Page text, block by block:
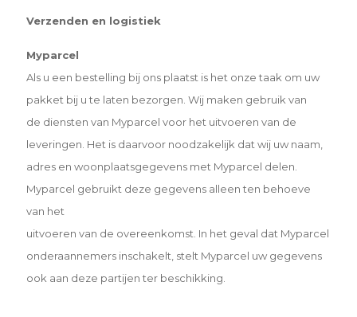
Verzenden en logistiek
Myparcel
Als u een bestelling bij ons plaatst is het onze taak om uw
pakket bij u te laten bezorgen. Wij maken gebruik van
de diensten van Myparcel voor het uitvoeren van de
leveringen. Het is daarvoor noodzakelijk dat wij uw naam,
adres en woonplaatsgegevens met Myparcel delen.
Myparcel gebruikt deze gegevens alleen ten behoeve
van het
uitvoeren van de overeenkomst. In het geval dat Myparcel
onderaannemers inschakelt, stelt Myparcel uw gegevens
ook aan deze partijen ter beschikking.